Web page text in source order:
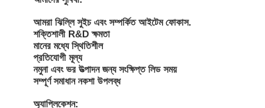
আমরা ঝিল্লি সুইচ এবং সম্পর্কিত আইটেম ফোকাস.
শক্তিশালী R&D ক্ষমতা
মানের মধ্যে স্থিতিশীল
প্রতিযোগী মূল্য
নমুনা এবং ভর উত্পাদন জন্য সংক্ষিপ্ত লিড সময়
সম্পূর্ণ সমাধান নকশা উপলব্ধ
অ্যাপ্লিকেশন: